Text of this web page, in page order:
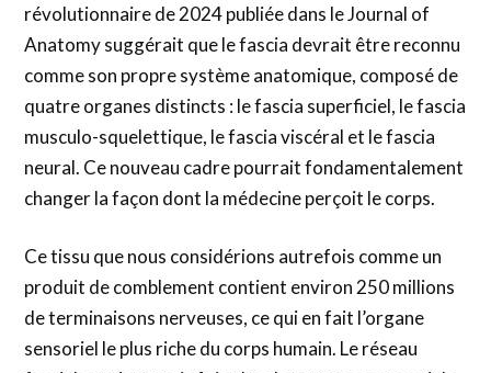
révolutionnaire de 2024 publiée dans le Journal of
Anatomy suggérait que le fascia devrait être reconnu
comme son propre système anatomique, composé de
quatre organes distincts : le fascia superficiel, le fascia
musculo-squelettique, le fascia viscéral et le fascia
neural. Ce nouveau cadre pourrait fondamentalement
changer la façon dont la médecine perçoit le corps.
Ce tissu que nous considérions autrefois comme un
produit de comblement contient environ 250 millions
de terminaisons nerveuses, ce qui en fait l’organe
sensoriel le plus riche du corps humain. Le réseau